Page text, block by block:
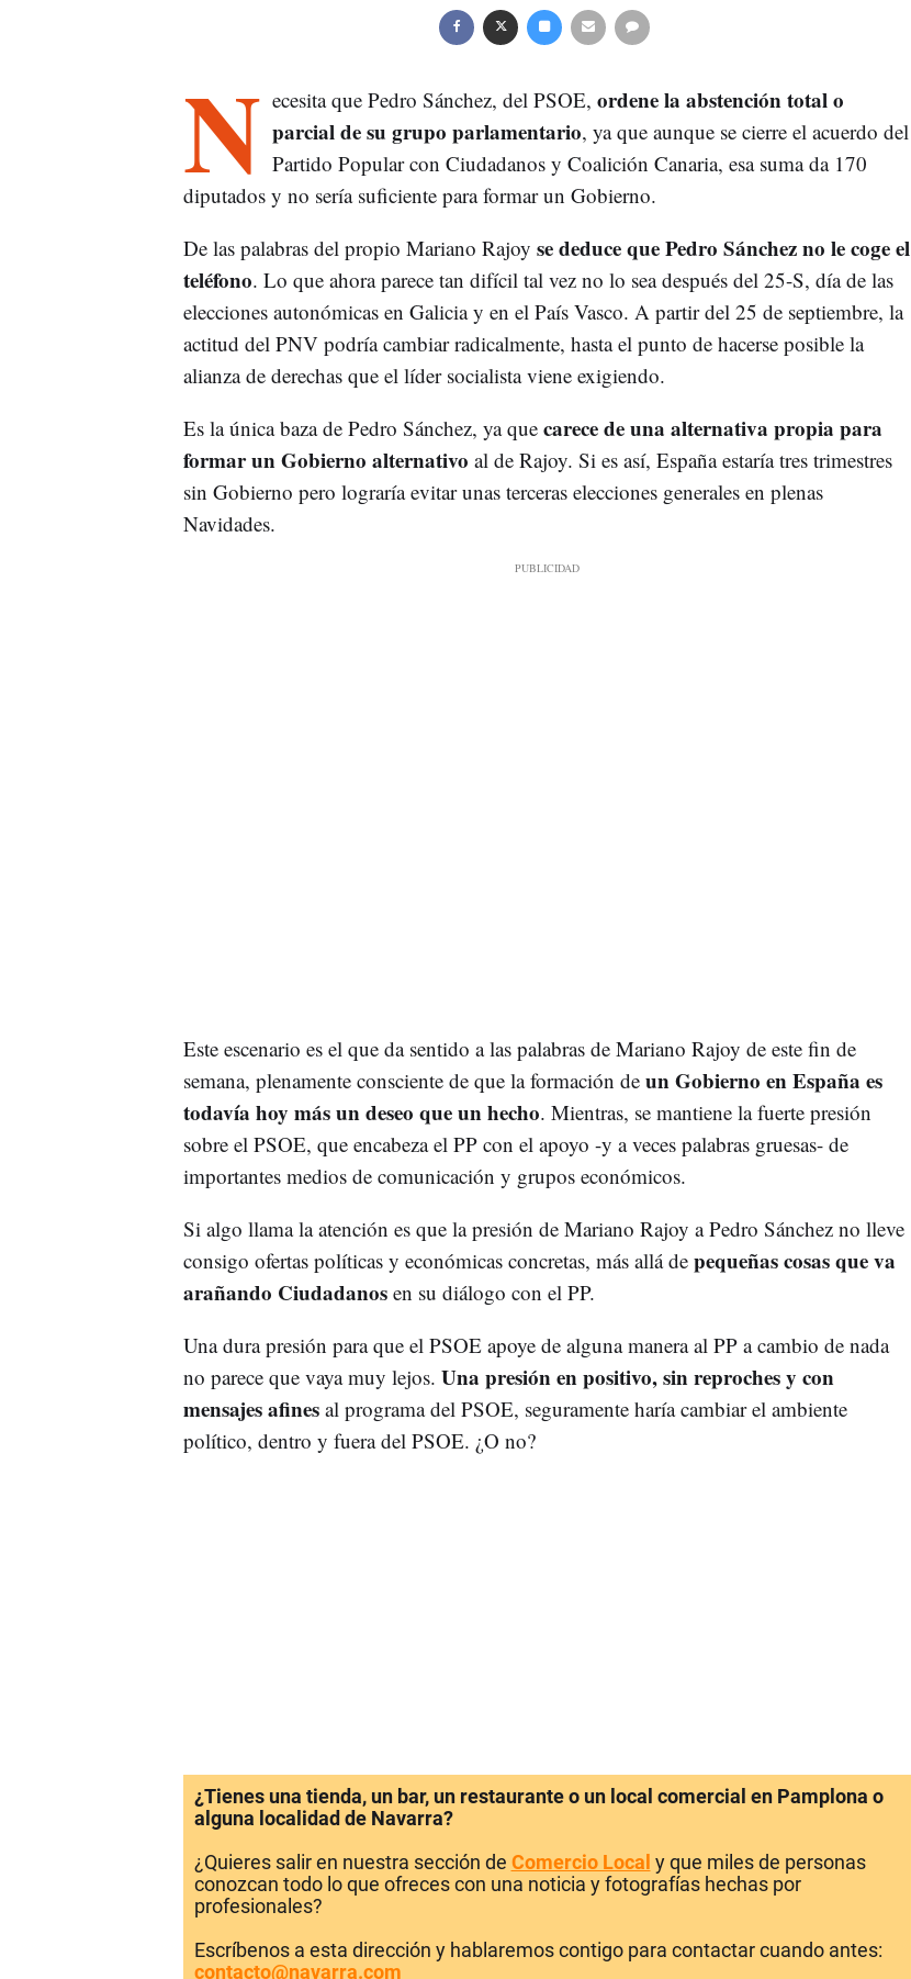
N ecesita que Pedro Sánchez, del PSOE, ordene la abstención total o
parcial de su grupo parlamentario, ya que aunque se cierre el acuerdo del
Partido Popular con Ciudadanos y Coalición Canaria, esa suma da 170
diputados y no sería suficiente para formar un Gobierno.
De las palabras del propio Mariano Rajoy se deduce que Pedro Sánchez no le coge el
teléfono. Lo que ahora parece tan difícil tal vez no lo sea después del 25-S, día de las
elecciones autonómicas en Galicia y en el País Vasco. A partir del 25 de septiembre, la
actitud del PNV podría cambiar radicalmente, hasta el punto de hacerse posible la
alianza de derechas que el líder socialista viene exigiendo.
Es la única baza de Pedro Sánchez, ya que carece de una alternativa propia para
formar un Gobierno alternativo al de Rajoy. Si es así, España estaría tres trimestres
sin Gobierno pero lograría evitar unas terceras elecciones generales en plenas
Navidades.
Este escenario es el que da sentido a las palabras de Mariano Rajoy de este fin de
semana, plenamente consciente de que la formación de un Gobierno en España es
todavía hoy más un deseo que un hecho. Mientras, se mantiene la fuerte presión
sobre el PSOE, que encabeza el PP con el apoyo -y a veces palabras gruesas- de
importantes medios de comunicación y grupos económicos.
Si algo llama la atención es que la presión de Mariano Rajoy a Pedro Sánchez no lleve
consigo ofertas políticas y económicas concretas, más allá de pequeñas cosas que va
arañando Ciudadanos en su diálogo con el PP.
Una dura presión para que el PSOE apoye de alguna manera al PP a cambio de nada
no parece que vaya muy lejos. Una presión en positivo, sin reproches y con
mensajes afinesal programa del PSOE, seguramente haría cambiar el ambiente
político, dentro y fuera del PSOE. ¿O no?
¿Tienes una tienda, un bar, un restaurante o un local comercial en Pamplona o
alguna localidad de Navarra?
¿Quieres salir en nuestra sección de Comercio Local y que miles de personas
conozcan todo lo que ofreces con una noticia y fotografías hechas por
profesionales?
Escríbenos a esta dirección y hablaremos contigo para contactar cuando antes:
contacto@navarra.com